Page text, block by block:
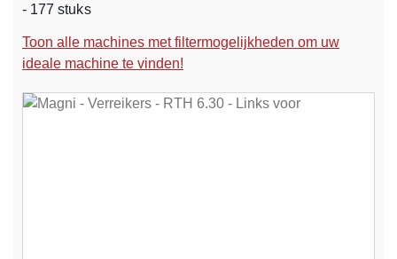
- 177 stuks
Toon alle machines met filtermogelijkheden om uw
ideale machine te vinden!